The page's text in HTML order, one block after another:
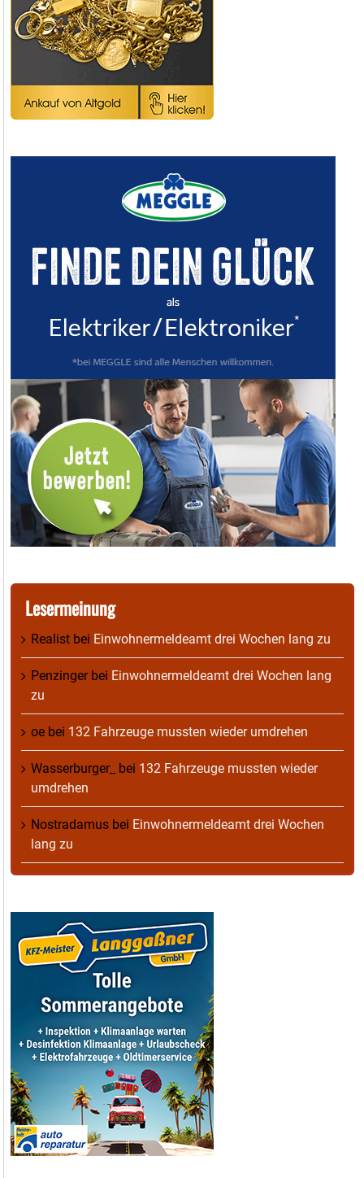
Lesermeinung
Realist bei Einwohnermeldeamt drei Wochen lang zu
Penzingerbei Einwohnermeldeamt drei Wochen lang
zu
oe bei 132 Fahrzeuge mussten wieder umdrehen
Wasserburger_ bei 132 Fahrzeuge mussten wieder
umdrehen
Nostradamus bei Einwohnermeldeamt drei Wochen
lang zu